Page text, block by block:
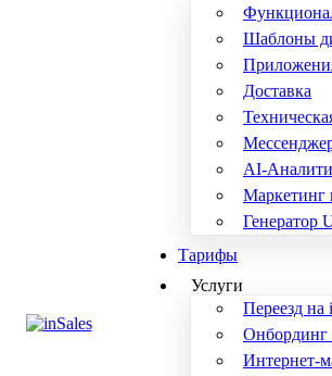
Шаблоны
Доставка
AI-
Маркетинг
Генератор
Тарифы
Услуги
Переезд на
Онбординг
Интернет-